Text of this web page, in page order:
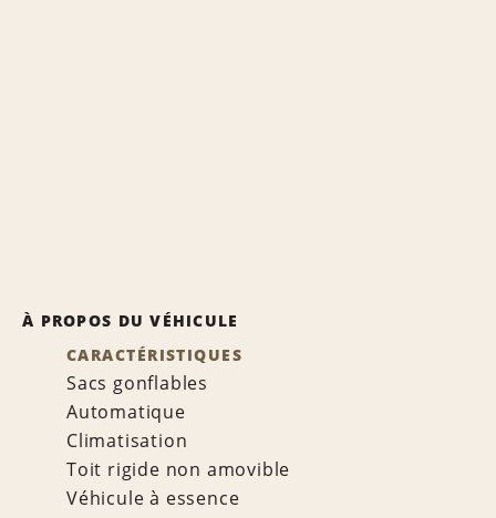
À PROPOS DU VÉHICULE
CARACTÉRISTIQUES
Sacs gonflables
Automatique
Climatisation
Toit rigide non amovible
Véhicule à essence